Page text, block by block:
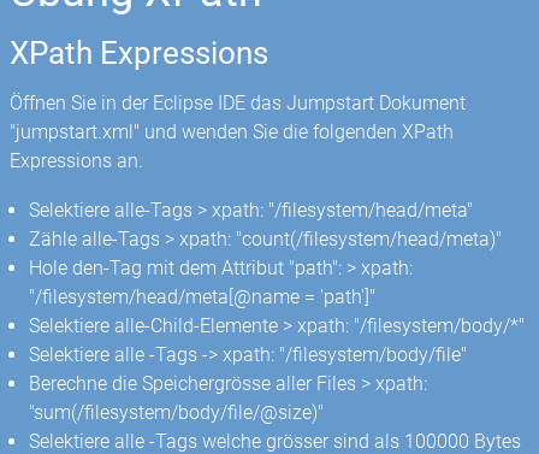
XPath Expressions
Öffnen Sie in der Eclipse IDE das Jumpstart Dokument
"jumpstart.xml" und wenden Sie die folgenden XPath
Expressions an.
Selektiere alle-Tags > xpath: "/filesystem/head/meta"
Zähle alle-Tags > xpath: "count(/filesystem/head/meta)"
Hole den-Tag mit dem Attribut "path": > xpath:
"/filesystem/head/meta[@name = 'path']"
Selektiere alle-Child-Elemente > xpath: "/filesystem/body/*"
Selektiere alle-Tags -> xpath: "/filesystem/body/file"
Berechne die Speichergrösse aller Files > xpath:
"sum(/filesystem/body/file/@size)"
Selektiere alle-Tags welche grösser sind als 100000 Bytes